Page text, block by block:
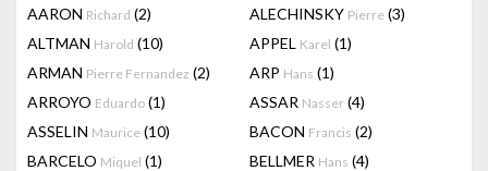
AARON Richard (2) ALECHINSKY Pierre (3)
ALTMAN Harold (10) APPEL Karel (1)
ARMAN Pierre Fernandez (2) ARP Hans (1)
ARROYO Eduardo (1) ASSAR Nasser (4)
ASSELIN Maurice (10) BACON Francis (2)
BARCELO Miquel (1) BELLMER Hans (4)